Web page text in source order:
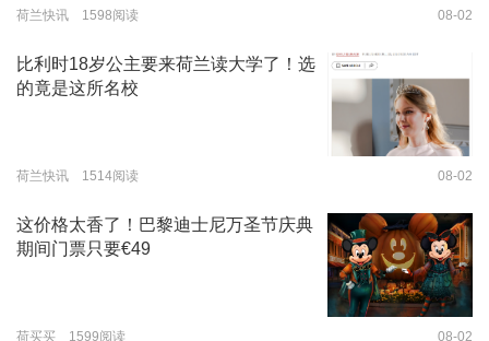
荷兰快讯 1598阅读 08-02
比利时18岁公主要来荷兰读大学了！选
的竟是这所名校
荷兰快讯 1514阅读 08-02
这价格太香了！巴黎迪士尼万圣节庆典
期间门票只要€49
荷买买 1599阅读 08-02